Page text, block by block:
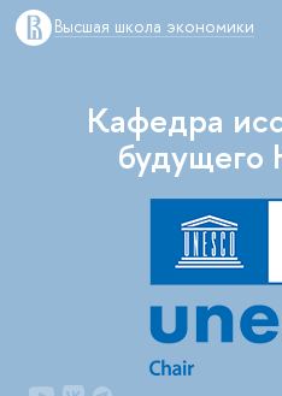
Высшая школа экономики
Кафедра